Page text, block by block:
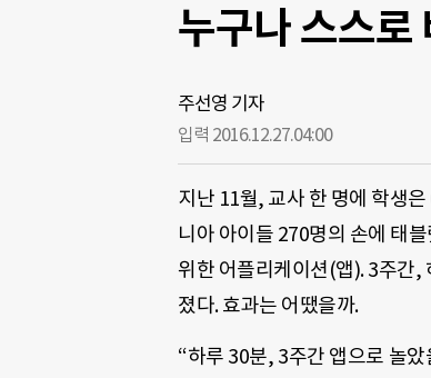
누구나 스스
주선영 기자
입력 2016.12.27.04:00
지난 11월, 교사 한 명에 학생
니아 아이들 270명의 손에 태
위한 어플리케이션(앱). 3주간,
졌다. 효과는 어땠을까.
“하루 30분, 3주간 앱으로 놀